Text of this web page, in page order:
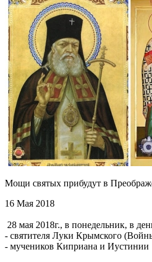
Мощи святых прибудут в
16 Мая 2018
28 мая 2018г., в понедельник, в
- святителя Луки Крымского
- мучеников Киприана и Иустинии